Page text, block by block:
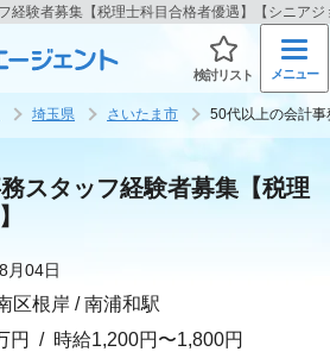
経験者募集【税理士科目合格者優遇】【シニア
検討リスト メニュー
埼玉県 さいたま市 50代以上の会計
スタッフ経験者募集【税理
月04日
区根岸 / 南浦和駅
円
/ 時給1,200円〜1,800円